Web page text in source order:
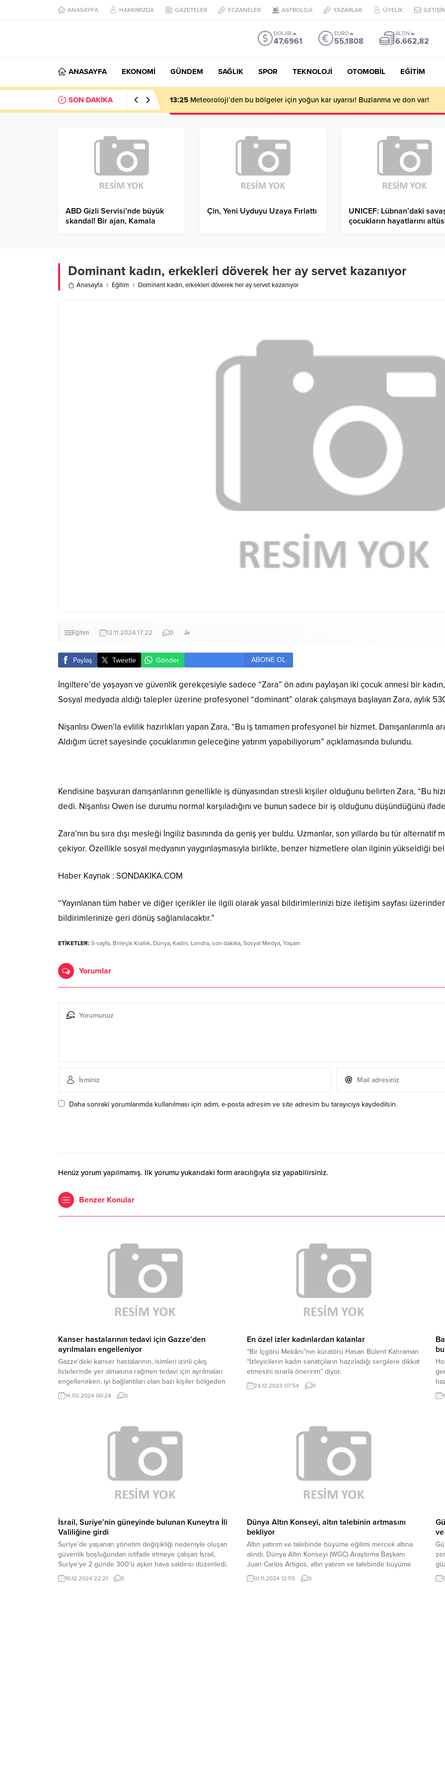
ANASAYFA HAKKIMIZDA GAZETELER ECZANELER ASTROLOJİ YAZARLAR ÜYELİK
DOLAR
47,6961
EURO
55,1808
ALTIN
6.662,82
ANASAYFA EKONOMİ GÜNDEM SAĞLIK SPOR TEKNOLOJİ OTOMOBİL EĞİTİM
SON DAKİKA 13:25 Meteoroloji’den bu bölgeler için yoğun kar uyarısı! Buzlanma ve don var!
ABD Gizli Servisi’nde büyük
skandal! Bir ajan, Kamala
Çin, Yeni Uyduyu Uzaya Fırlattı
UNICEF: Lübnan’daki
çocukların hayatlarını
Dominant kadın, erkekleri döverek her ay servet kazanıyor
Anasayfa Eğitim Dominant kadın, erkekleri döverek her ay servet kazanıyor
Eğitim 12.11.2024 17:22 0
Paylaş Tweetle Gönder ABONE OL
İngiltere’de yaşayan ve güvenlik gerekçesiyle sadece “Zara” ön adını paylaşan iki çocuk annesi bir
Sosyal medyada aldığı talepler üzerine profesyonel “dominant” olarak çalışmaya başlayan Zara, aylık
Nişanlısı Owen’la evlilik hazırlıkları yapan Zara, “Bu iş tamamen profesyonel bir hizmet.
Aldığım ücret sayesinde çocuklarımın geleceğine yatırım yapabiliyorum” açıklamasında bulundu.
Kendisine başvuran danışanlarının genellikle iş dünyasından stresli kişiler olduğunu belirten Zara, “Bu
dedi. Nişanlısı Owen ise durumu normal karşıladığını ve bunun sadece bir iş olduğunu düşündüğünü
Zara’nın bu sıra dışı mesleği İngiliz basınında da geniş yer buldu. Uzmanlar, son yıllarda bu tür
çekiyor. Özellikle sosyal medyanın yaygınlaşmasıyla birlikte, benzer hizmetlere olan ilginin yükseldiği
Haber Kaynak : SONDAKIKA.COM
“Yayınlanan tüm haber ve diğer içerikler ile ilgili olarak yasal bildirimlerinizi bize iletişim sayfası
bildirimlerinize geri dönüş sağlanılacaktır.”
ETİKETLER: 3-sayfa, Birleşik Krallık, Dünya, Kadın, Londra, son dakika, Sosyal Medya, Yaşam
Yorumlar
Daha sonraki yorumlarımda kullanılması için adım, e-posta adresim ve site adresim bu tarayıcıya kaydedilsin.
Henüz yorum yapılmamış. İlk yorumu yukarıdaki form aracılığıyla siz yapabilirsiniz.
Benzer Konular
Kanser hastalarının tedavi için Gazze’den
ayrılmaları engelleniyor
Gazze'deki kanser hastalarının, isimleri izinli çıkış
listelerinde yer almasına rağmen tedavi için ayrılmaları
engellenirken, iyi bağlantıları olan bazı kişiler bölgeden
çıkış yapabiliyor.
14.03.2024 00:24 0
En özel izler kadınlardan kalanlar
“Bir İçgörü Mekânı”nın küratörü Hasan Bülent Kahraman
“İzleyicilerin kadın sanatçıların hazırladığı sergilere dikkat
etmesini ısrarla öneririm” diyor.
24.12.2023 07:54 0
İsrail, Suriye’nin güneyinde bulunan Kuneytra İli
Valiliğine girdi
Suriye’de yaşanan yönetim değişikliği nedeniyle oluşan
güvenlik boşluğundan istifade etmeye çalışan İsrail,
Suriye’ye 2 günde 300’ü aşkın hava saldırısı düzenledi.
Hava saldırılarında Suriye Ordusuna ait donanma hedef
alınırken ayrıca silah ve cephane depoları da imha edildi.
10.12.2024 22:21 0
Dünya Altın Konseyi, altın talebinin artmasını
bekliyor
Altın yatırım ve talebinde büyüme eğilimi mercek altına
alındı. Dünya Altın Konseyi (WGC) Araştırma Başkanı
Juan Carlos Artigos, altın yatırım ve talebinde büyüme
eğiliminin devam etmesini beklediklerini belirterek,
“Özellikle yatırım tarafında hala çok fazla bastırılmış talep
01.11.2024 12:55 0